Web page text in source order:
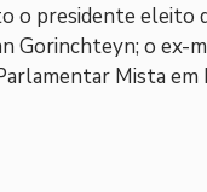
o presidente eleito
Gorinchteyn; o ex-
Mista